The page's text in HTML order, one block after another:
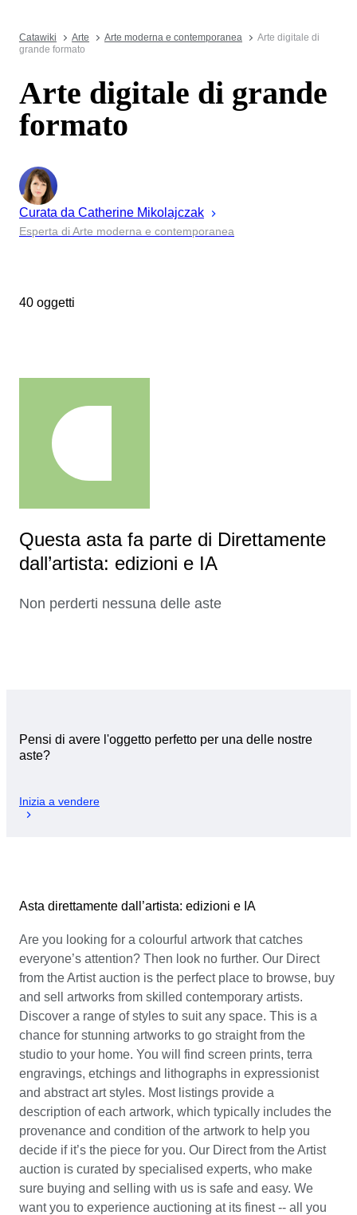
Catawiki Arte Arte moderna e contemporanea
Arte digitale di
grande formato
Arte digitale di grande
formato
Curata da Catherine Mikolajczak
Esperta di Arte moderna e contemporanea
40 oggetti
Questa asta fa parte di Direttamente
dall’artista: edizioni e IA
Non perderti nessuna delle aste
Pensi di avere l'oggetto perfetto per una delle nostre
aste?
Inizia a vendere
Asta direttamente dall’artista: edizioni e IA
Are you looking for a colourful artwork that catches
everyone’s attention? Then look no further. Our Direct
from the Artist auction is the perfect place to browse, buy
and sell artworks from skilled contemporary artists.
Discover a range of styles to suit any space. This is a
chance for stunning artworks to go straight from the
studio to your home. You will find screen prints, terra
engravings, etchings and lithographs in expressionist
and abstract art styles. Most listings provide a
description of each artwork, which typically includes the
provenance and condition of the artwork to help you
decide if it’s the piece for you. Our Direct from the Artist
auction is curated by specialised experts, who make
sure buying and selling with us is safe and easy. We
want you to experience auctioning at its finest -- all you